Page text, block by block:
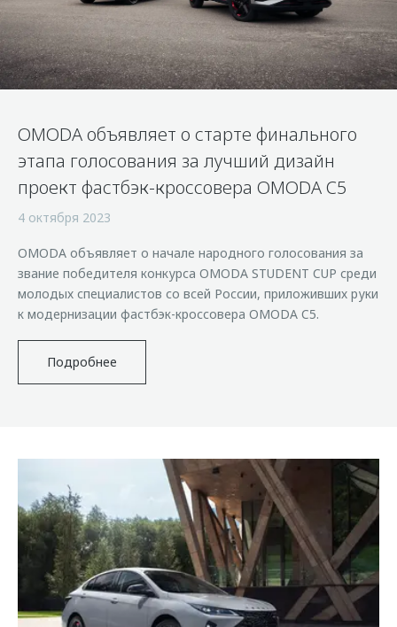
Страхование
Кредитный калькулятор
Аксессуары
Оригинальные аксессуары
Запчасти
Трейд-ин
Клиентская поддержка
O&J Автоклуб
Клуб владельцев OMODA
Одежда и сувениры
Обратная связь
OMODA объявляет о старте финального
этапа голосования за лучший дизайн
проект фастбэк-кроссовера OMODA C5
4 октября 2023
OMODA объявляет о начале народного голосования за
звание победителя конкурса OMODA STUDENT CUP среди
молодых специалистов со всей России, приложивших руки
к модернизации фастбэк-кроссовера OMODA C5.
Подробнее